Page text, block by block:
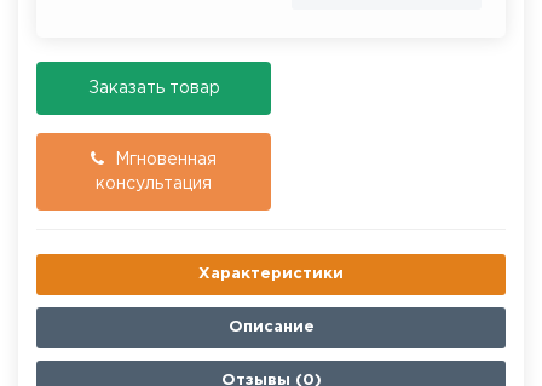
Заказать товар
Мгновенная
консультация
Характеристики
Описание
Отзывы (0)